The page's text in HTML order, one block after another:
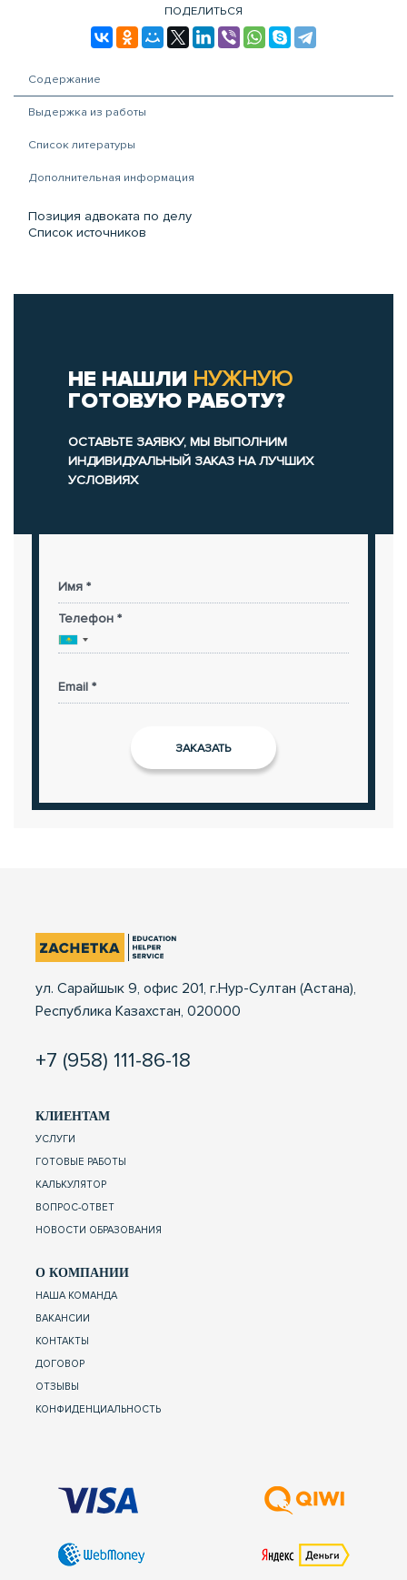
ПОДЕЛИТЬСЯ
Содержание
Выдержка из работы
Список литературы
Дополнительная информация
Позиция адвоката по делу
Список источников
НЕ НАШЛИ НУЖНУЮ
ГОТОВУЮ РАБОТУ?
ОСТАВЬТЕ ЗАЯВКУ, МЫ ВЫПОЛНИМ
ИНДИВИДУАЛЬНЫЙ ЗАКАЗ НА ЛУЧШИХ
УСЛОВИЯХ
Имя *
Телефон *
Email *
ул. Сарайшык 9, офис 201, г.Нур-Султан (Астана),
Республика Казахстан, 020000
+7 (958) 111-86-18
КЛИЕНТАМ
УСЛУГИ
ГОТОВЫЕ РАБОТЫ
КАЛЬКУЛЯТОР
ВОПРОС-ОТВЕТ
НОВОСТИ ОБРАЗОВАНИЯ
О КОМПАНИИ
НАША КОМАНДА
ВАКАНСИИ
КОНТАКТЫ
ДОГОВОР
ОТЗЫВЫ
КОНФИДЕНЦИАЛЬНОСТЬ